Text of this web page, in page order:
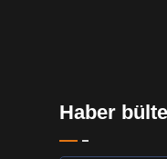
Haber